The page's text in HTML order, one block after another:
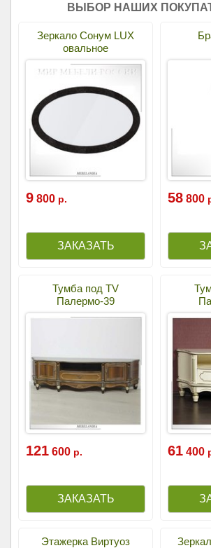
ВЫБОР НАШИХ
Зеркало Сонум LUX
овальное
9 800 р. 58 800
Тумба под TV
Палермо-39
121 600 р. 61 400
Этажерка Виртуоз